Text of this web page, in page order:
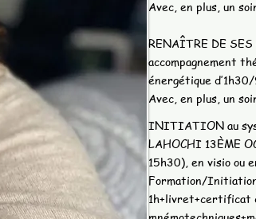
Avec, en plus, un
RENAÎTRE DE SES
accompagnement
énergétique
Avec, en plus, un
INITIATION au
LAHOCHI 13ÈME
15h30), en visio ou
Formation/
1h+livret+certificat